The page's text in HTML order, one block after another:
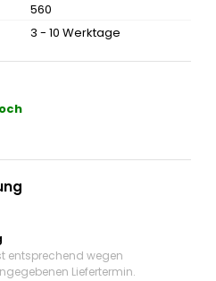
560
3 - 10 Werktage
entsprechend wegen
Liefertermin.